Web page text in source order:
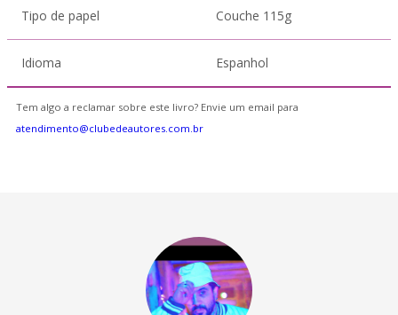
Tipo de papel Couche 115g
Idioma Espanhol
Tem algo a reclamar sobre este livro? Envie um email para
atendimento@clubedeautores.com.br